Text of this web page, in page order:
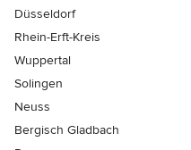
Düsseldorf
Rhein-Erft-Kreis
Wuppertal
Solingen
Neuss
Bergisch Gladbach